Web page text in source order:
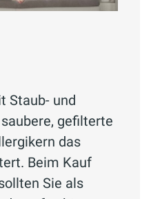
Staub- und
gefilterte
das
Beim Kauf
Sie als